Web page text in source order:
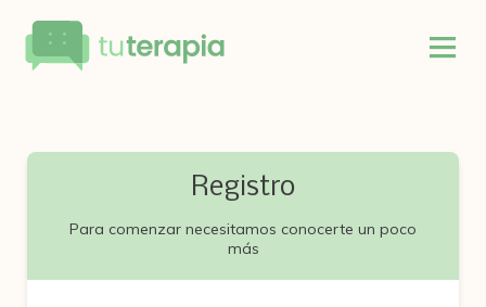
Registro
Para comenzar necesitamos conocerte un poco
más